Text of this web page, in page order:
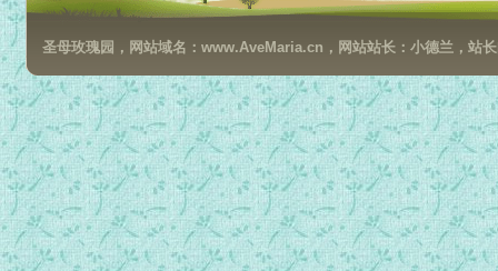
圣母玫瑰园，网站域名：www.AveMaria.cn，网站站长：小德兰，